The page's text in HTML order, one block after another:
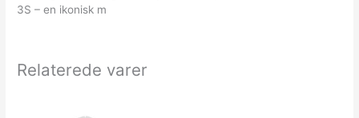
3S – en ikonisk m
Relaterede varer